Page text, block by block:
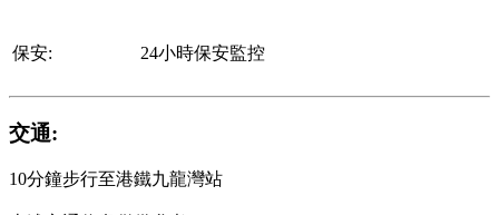
保安: 24小時保安監控
交通:
10分鐘步行至港鐵九龍灣站